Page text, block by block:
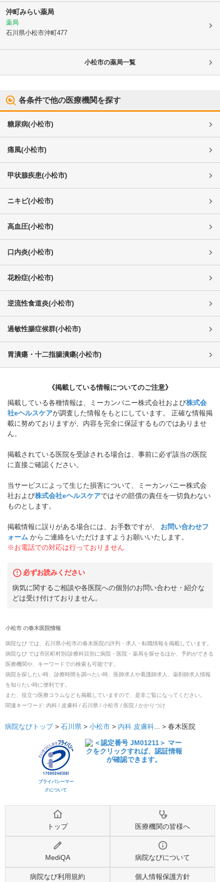
沖町みらい薬局
薬局
石川県小松市沖町477
小松市の薬局一覧
各条件で他の医療機関を探す
糖尿病(小松市)
痛風(小松市)
甲状腺疾患(小松市)
ニキビ(小松市)
高血圧(小松市)
口内炎(小松市)
花粉症(小松市)
逆流性食道炎(小松市)
過敏性腸症候群(小松市)
胃潰瘍・十二指腸潰瘍(小松市)
《掲載している情報についてのご注意》
掲載している各種情報は、ミーカンパニー株式会社および株式会
社eヘルスケアが調査した情報をもとにしています。 正確な情報掲
載に努めておりますが、内容を完全に保証するものではありませ
ん。
掲載されている医院を受診される場合は、事前に必ず該当の医院
に直接ご確認ください。
当サービスによって生じた損害について、ミーカンパニー株式会
社および株式会社eヘルスケアではその賠償の責任を一切負わない
ものとします。
掲載情報に誤りがある場合には、お手数ですが、
お問い合わせフ
ォーム からご連絡をいただけますようお願いいたします。
※お電話での対応は行っておりません
必ずお読みください
病気に関するご相談や各医院への個別のお問い合わせ・紹介な
どは受け付けておりません。
小松市の春木医院情報
病院なび では、 石川県小松市の春木医院の評判・求人・転職情報を掲載しています。
病院なび では市区町村別/診療科目別に病院・医院・薬局を探せるほか、予約ができる
医療機関や、キーワードでの検索も可能です。
病院を探したい時、診療時間を調べたい時、医師求人や看護師求人、薬剤師求人情報
を知りたい時に便利です。
また、役立つ医療コラムなども掲載していますので、是非ご覧になってください。
関連キーワード: 内科 / 皮膚科 / 石川県 / 小松市 / 医院 / かかりつけ
病院なびトップ > 石川県 > 小松市 > 内科 皮膚科... > 春木医院
プライバシーマー
クについて
トップ 医療機関の皆様へ
MediQA 病院なびについて
病院なび利用規約 個人情報保護方針